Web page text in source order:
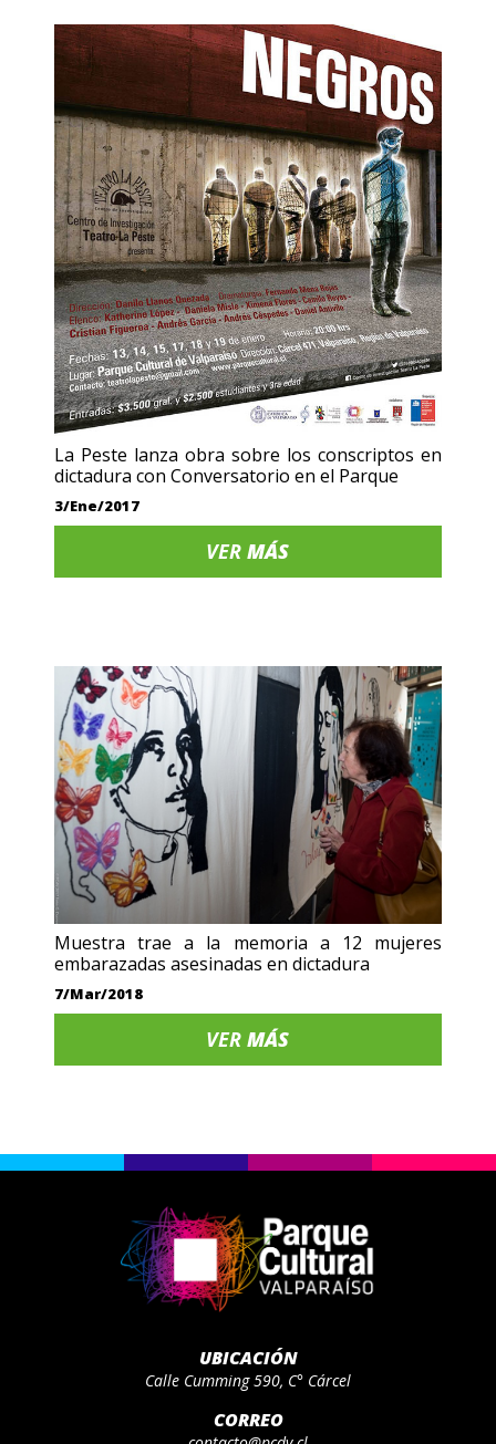
La Peste lanza obra sobre los conscriptos en
dictadura con Conversatorio en el Parque
3/Ene/2017
VERMÁS
Muestra trae a la memoria a 12 mujeres
embarazadas asesinadas en dictadura
7/Mar/2018
VERMÁS
UBICACIÓN
Calle Cumming 590, C° Cárcel
CORREO